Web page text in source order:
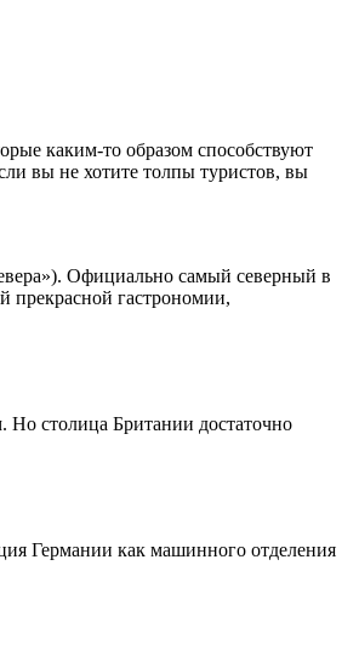
каким-то образом способствуют
вы не хотите толпы туристов, вы
Официально самый северный в
прекрасной гастрономии,
столица Британии достаточно
Германии как машинного отделения